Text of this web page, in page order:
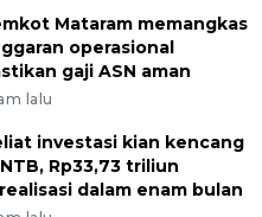
Mataram memangkas
operasional
gaji ASN aman
lalu
investasi kian kencang
Rp33,73 triliun
dalam enam bulan